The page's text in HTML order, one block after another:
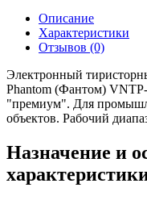
Описание
Характеристики
Отзывов (0)
Электронный
Phantom (Фантом)
"премиум". Для
объектов. Рабочий
Назначение и